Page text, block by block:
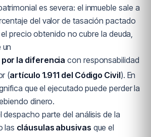
es severa: el inmueble sale a
del valor de tasación pactado
precio obtenido no cubre la deuda,
un
la diferencia con responsabilidad
(artículo 1.911 del Código Civil). En
que el ejecutado puede perder la
dinero.
despacho parte del análisis de la
las cláusulas abusivas que el